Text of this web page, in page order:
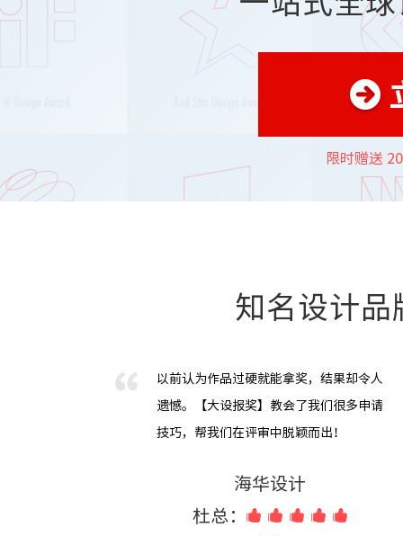
限时赠送
知名设计品
以前认为作品过硬就能拿奖，结果却令人
遗憾。【大设报奖】教会了我们很多申请
技巧，帮我们在评审中脱颖而出！
海华设计
杜总：